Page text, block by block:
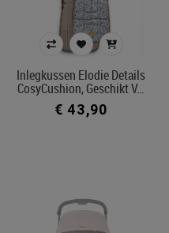
Inlegkussen Elodie Details
CosyCushion, Geschikt V…
€ 43,90